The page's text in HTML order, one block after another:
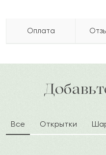
Оплата
доставка по городу в
Л Лариса
А Айболат
Все Открытки